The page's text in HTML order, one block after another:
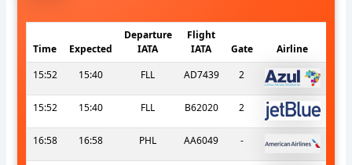
Time Expected
Departure
IATA
Flight
IATA
Gate
Airline
15:52
15:40 FLL AD7439 2
15:52 15:40 FLL B62020 2
16:58 16:58 PHL AA6049 -